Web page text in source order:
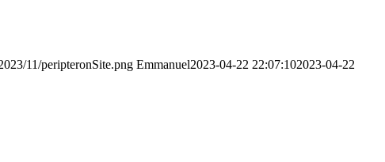
11/peripteronSite.png Emmanuel2023-04-22 22:07:102023-04-22